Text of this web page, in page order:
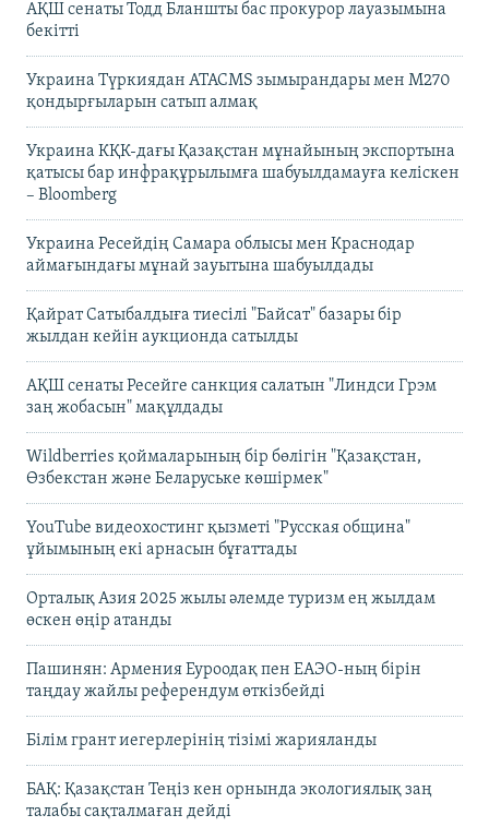
АҚШ сенаты Тодд Бланшты бас прокурор лауазымына
бекітті
Украина Түркиядан ATACMS зымырандары мен M270
қондырғыларын сатып алмақ
Украина КҚК-дағы Қазақстан мұнайының экспортына
қатысы бар инфрақұрылымға шабуылдамауға келіскен
– Bloomberg
Украина Ресейдің Самара облысы мен Краснодар
аймағындағы мұнай зауытына шабуылдады
Қайрат Сатыбалдыға тиесілі "Байсат" базары бір
жылдан кейін аукционда сатылды
АҚШ сенаты Ресейге санкция салатын "Линдси Грэм
заң жобасын" мақұлдады
Wildberries қоймаларының бір бөлігін "Қазақстан,
Өзбекстан және Беларуське көшірмек"
YouTube видеохостинг қызметі "Русская община"
ұйымының екі арнасын бұғаттады
Орталық Азия 2025 жылы әлемде туризм ең жылдам
өскен өңір атанды
Пашинян: Армения Еуроодақ пен ЕАЭО-ның бірін
таңдау жайлы референдум өткізбейді
Білім грант иегерлерінің тізімі жарияланды
БАҚ: Қазақстан Теңіз кен орнында экологиялық заң
талабы сақталмаған дейді